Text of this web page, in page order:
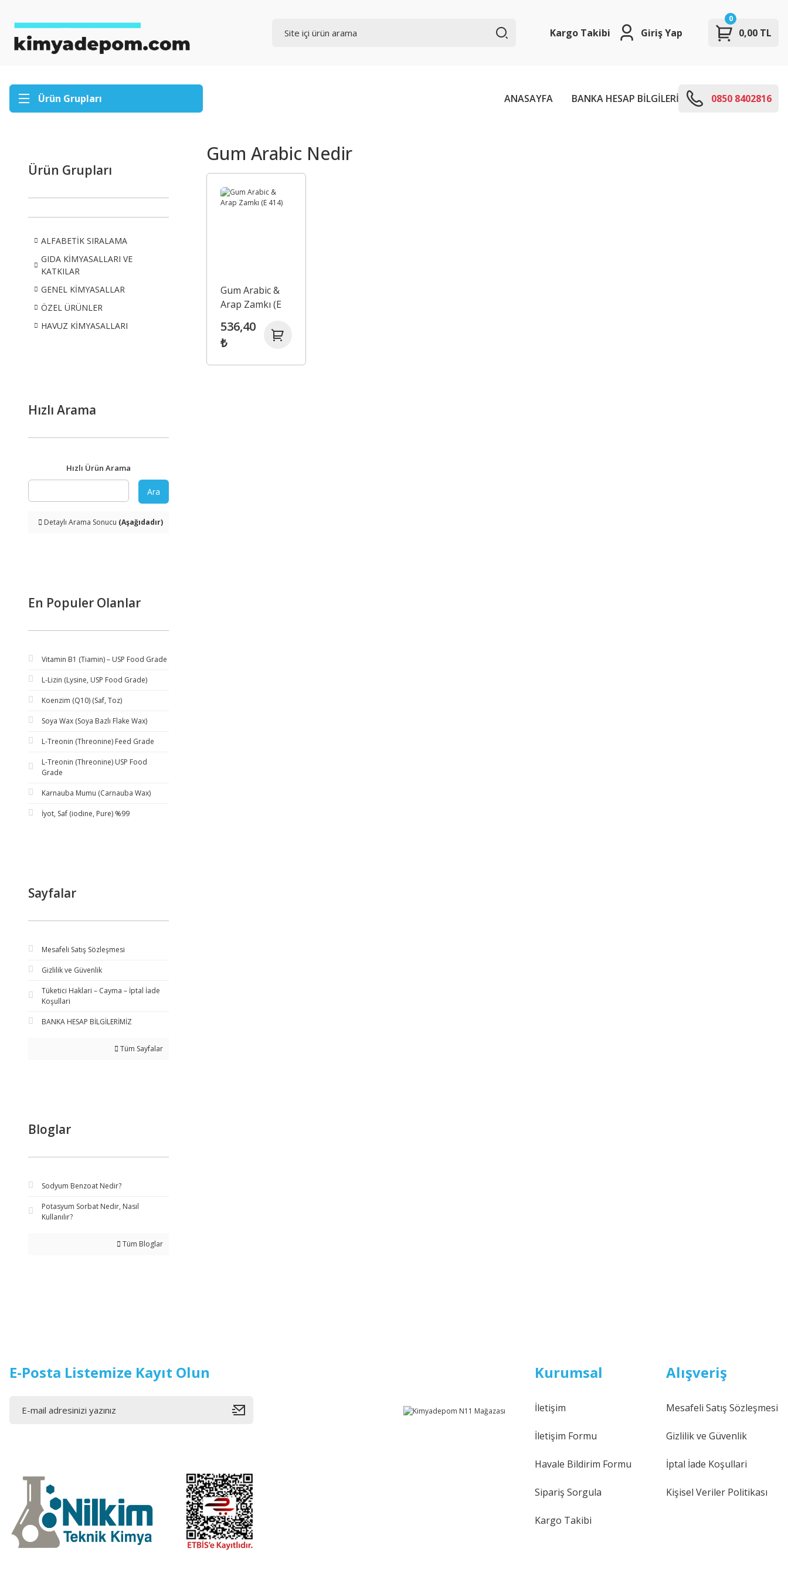
Kargo Takibi Giriş Yap 0,00 TL
0
Ürün Grupları ANASAYFA BANKA HESAP BİLGİLERİ E-KODLARI
0850 8402816
Ürün Grupları
ALFABETİK SIRALAMA
GIDA KİMYASALLARI VE
KATKILAR
GENEL KİMYASALLAR
ÖZEL ÜRÜNLER
HAVUZ KİMYASALLARI
Hızlı Arama
Hızlı Ürün Arama
Ara
Detaylı Arama Sonucu (Aşağıdadır)
En Populer Olanlar
Vitamin B1 (Tiamin) – USP Food Grade
L-Lizin (Lysine, USP Food Grade)
Koenzim (Q10) (Saf, Toz)
Soya Wax (Soya Bazlı Flake Wax)
L-Treonin (Threonine) Feed Grade
L-Treonin (Threonine) USP Food
Grade
Karnauba Mumu (Carnauba Wax)
İyot, Saf (iodine, Pure) %99
Sayfalar
Mesafeli Satış Sözleşmesi
Gizlilik ve Güvenlik
Tüketici Haklari – Cayma – İptal İade
Koşullari
BANKA HESAP BİLGİLERİMİZ
Tüm Sayfalar
Bloglar
Sodyum Benzoat Nedir?
Potasyum Sorbat Nedir, Nasıl
Kullanılır?
Tüm Bloglar
Gum Arabic Nedir
Gum Arabic &
Arap Zamkı (E
536,40
₺
E-Posta Listemize Kayıt Olun Kurumsal
İletişim
İletişim Formu
Havale Bildirim Formu
Sipariş Sorgula
Kargo Takibi
Alışveriş
Mesafeli Satış Sözleşmesi
Gizlilik ve Güvenlik
İptal İade Koşullari
Kişisel Veriler Politikası